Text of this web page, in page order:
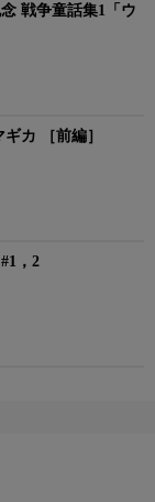
戦争童話集1「ウ
カ ［前編］
，2